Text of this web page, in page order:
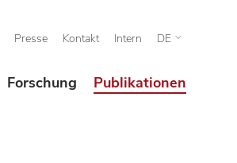
Presse Kontakt Intern DE
Forschung Publikationen